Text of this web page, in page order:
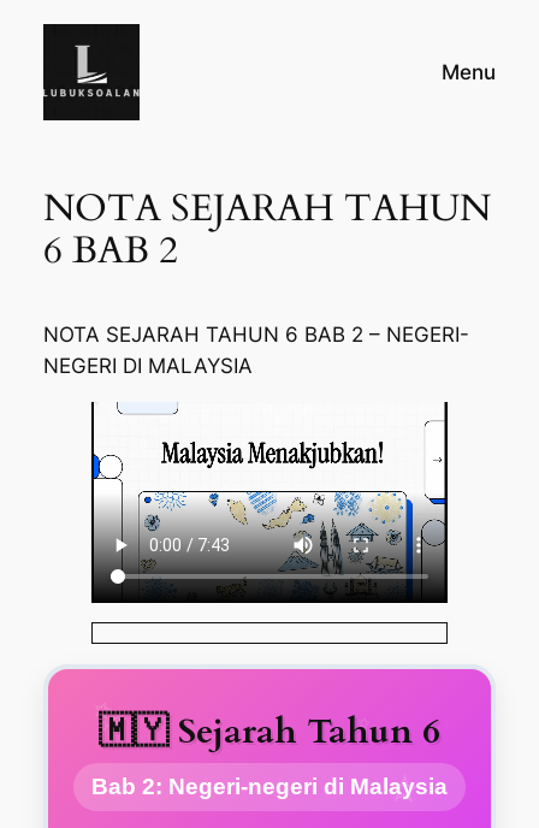
Menu
NOTA SEJARAH TAHUN
6 BAB 2
NOTA SEJARAH TAHUN 6 BAB 2 – NEGERI-
NEGERI DI MALAYSIA
✨
⭐
✨
🇲🇾 Sejarah Tahun 6
Bab 2: Negeri-negeri di Malaysia